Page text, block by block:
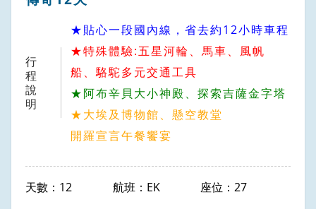
行
程
說
明
★貼心一段國內線，省去約12小時車程
★特殊體驗:五星河輪、馬車、風帆
船、駱駝多元交通工具
★阿布辛貝大小神殿、探索吉薩金字塔
★大埃及博物館、懸空教堂
開羅宣言午餐饗宴
12 EK 27